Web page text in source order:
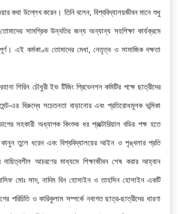
কথা উল্লেখ করেন। তিনি বলেন, বিশ্ববিদ্যালয়জীবন মানে শুধু
সামগ্রিক উন্নতির জন্য অন্যান্য সহশিক্ষা কার্যক্রমে
এই কর্মকাণ্ড তোমাদের মেধা, নেতৃত্ব ও সামাজিক দক্ষতা
শিরিন চৌধুরী ইভ টিজিং প্রিভেনশন কমিটির পক্ষে ছাত্রীদের
এর বিরুদ্ধে সচেতনতা বাড়ানোর এবং প্রতিরোধমূলক ভূমিকা
সহকারী অধ্যাপক কিংশুক ধর প্রক্টোরিয়াল বডির পক্ষ হতে
কানুন তুলে ধরেন এবং বিশ্ববিদ্যালয়ের আইন ও শৃঙ্খলার প্রতি
দায়িত্বশীল আচরণের মাধ্যমে শিক্ষাজীবন শেষ করার আহ্বান
মোঃ সাদ, নাদিম বিন হোসাইন ও তাহসিন হোসাইন একটি
পরিচিতি ও কারিকুলাম সম্পর্কে নবাগত ছাত্র-ছাত্রীদের ধারণা